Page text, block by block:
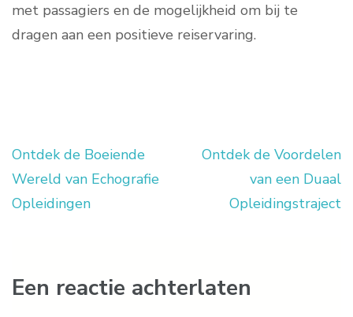
met passagiers en de mogelijkheid om bij te
dragen aan een positieve reiservaring.
Berichtnavigatie
Ontdek de Boeiende
Wereld van Echografie
Opleidingen
Ontdek de Voordelen
van een Duaal
Opleidingstraject
Een reactie achterlaten